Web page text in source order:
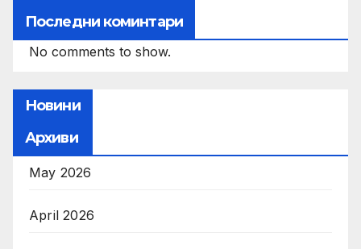
Последни коминтари
No comments to show.
Новини
Архиви
May 2026
April 2026